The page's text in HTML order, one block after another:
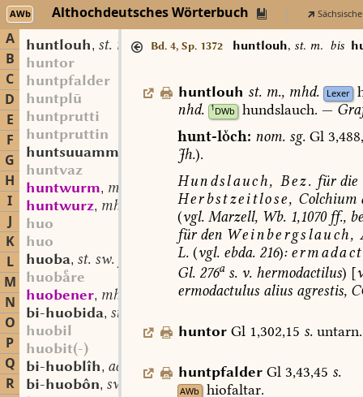
AWb Althochdeutsches Wörterbuch
A
B
C
D
E
F
G
H
I
J
K
L
M
N
O
P
Q
R
huntlouh, st. m.
huntor
huntpfalder
huntplū
huntprutti
huntpruttin
huntsuuammo
huntvaz
huntwurm, mhd. st. m.
huntwurz, mhd. st. f.
huo
huo
huoba, st. sw. f.
huobre
huobener, mhd. st. (?) m.
bi-huobida, st. f.
huobil
huobit(-)
bi-huoblîh, adj.
bi-huobôn, sw. v.
Bd. 4, Sp. 1372 huntlouh, st. m. bis
huntlouh st. m., mhd. Lexer
nhd.
1DWb hundslauch. —
hunt-lch: nom.sg.Gl
Jh.).
Hundslauch, Bez. fürdie
Herbstzeitlose, Colchium
(vgl.Marzell,Wb.1,1070ff.,
fürden Weinbergslauch,
L.(vgl.ebda.216):
Gl.276a s.v.hermodactilus) [
ermodactulusaliusagrestis,
huntor Gl 1,302,15 s. untarn.
huntpfalder Gl 3,43,45 s.
AWb hiofaltar.